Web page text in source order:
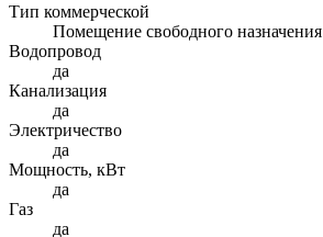
Тип коммерческой
Помещение свободного назначения
Водопровод
да
Канализация
да
Электричество
да
Мощность, кВт
да
Газ
да